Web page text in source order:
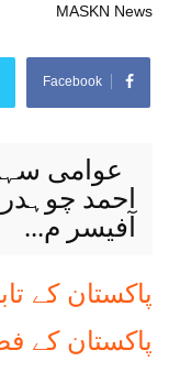
MASKN News
Facebook
عوامی
احمد
آفیسر م...
پاکستان کے
پاکستان کے